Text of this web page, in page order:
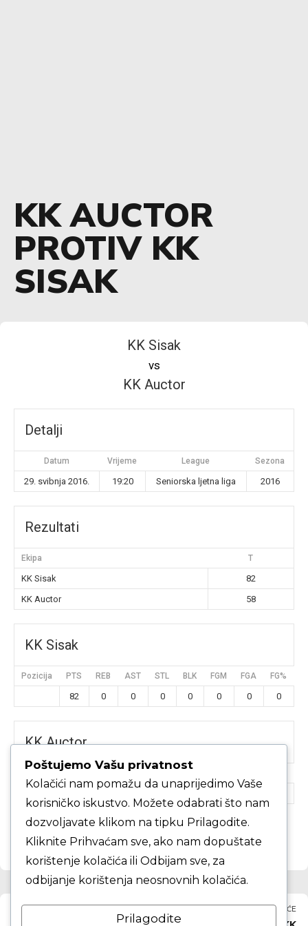
KK AUCTOR
PROTIV KK
SISAK
KK Sisak
vs
KK Auctor
Detalji
Datum Vrijeme League Sezona
29. svibnja 2016. 19:20 Seniorska ljetna liga 2016
Rezultati
Ekipa T
KK Sisak
82
KK Auctor
58
KK Sisak
Pozicija PTS REB AST STL BLK FGM FGA FG%
82 0 0 0 0 0 0 0
KK Auctor
Pozicija AST
PRETHODNO SLJEDEĆE
Poštujemo Vašu privatnost
Kolačići nam pomažu da unaprijedimo Vaše
korisničko iskustvo. Možete odabrati što nam
dozvoljavate klikom na tipku Prilagodite.
Kliknite Prihvaćam sve, ako nam dopuštate
korištenje kolačića ili Odbijam sve, za
odbijanje korištenja neosnovnih kolačića.
Prilagodite